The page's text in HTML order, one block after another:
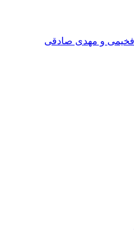
و مهدی صادقی